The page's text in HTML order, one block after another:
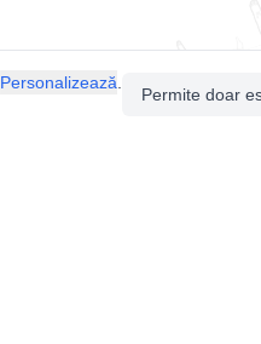
Personalizează
Permite doar